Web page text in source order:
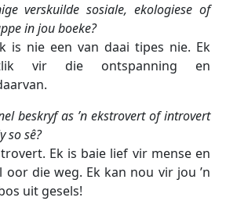
verskuilde sosiale, ekologiese of
in jou boeke?
is nie een van daai tipes nie. Ek
vir die ontspanning en
beskryf as ’n ekstrovert of introvert
so sê?
Ek is baie lief vir mense en
die weg. Ek kan nou vir jou ’n
uit gesels!